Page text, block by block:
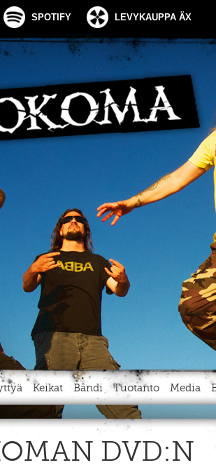
SPOTIFY LEVYKAUPPA ÄX
Keikat Bändi Tuotanto Media
DVD:N